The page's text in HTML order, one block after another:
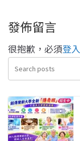
發佈留言
很抱歉，必須登入